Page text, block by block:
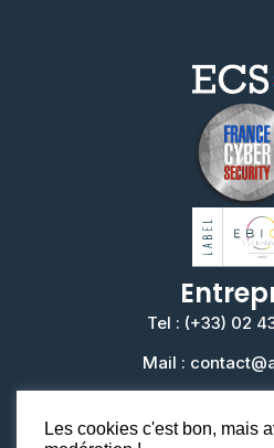
Tel : (+33) 02
Mail :
Siège : Rue Louis de Broglie
Les cookies c'est bon, mais